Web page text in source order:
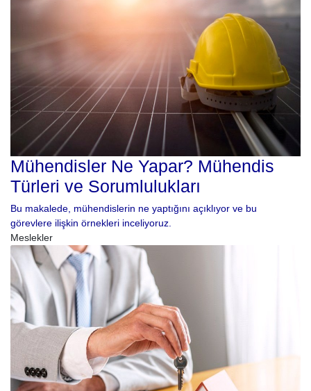
Mühendisler Ne Yapar? Mühendis
Türleri ve Sorumlulukları
Bu makalede, mühendislerin ne yaptığını açıklıyor ve bu
görevlere ilişkin örnekleri inceliyoruz.
Meslekler